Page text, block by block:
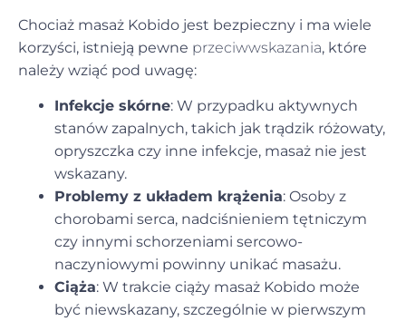
Chociaż masaż Kobido jest bezpieczny i ma wiele
korzyści, istnieją pewne przeciwwskazania, które
należy wziąć pod uwagę:
Infekcje skórne: W przypadku aktywnych
stanów zapalnych, takich jak trądzik różowaty,
opryszczka czy inne infekcje, masaż nie jest
wskazany.
Problemy z układem krążenia: Osoby z
chorobami serca, nadciśnieniem tętniczym
czy innymi schorzeniami sercowo-
naczyniowymi powinny unikać masażu.
Ciąża: W trakcie ciąży masaż Kobido może
być niewskazany, szczególnie w pierwszym